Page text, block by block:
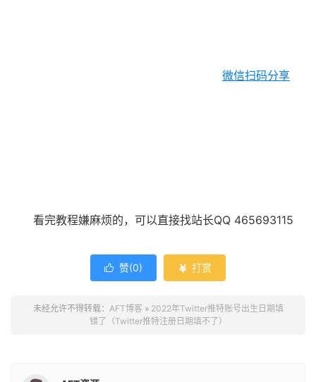
微信扫码分享
看完教程嫌麻烦的，可以直接找站长QQ 465693115
 赞(0)  打赏
未经允许不得转载： AFT博客 » 2022年Twitter推特账号出生日期填
错了（Twitter推特注册日期填不了）